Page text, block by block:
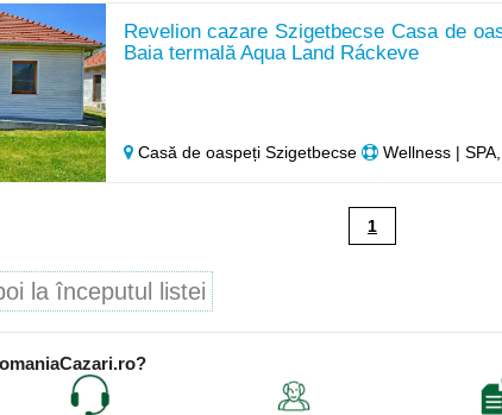
Revelion cazare Szigetbecse Casa de
Baia termală Aqua Land Ráckeve
Casă de oaspeți Szigetbecse Wellness |
1
la începutul listei